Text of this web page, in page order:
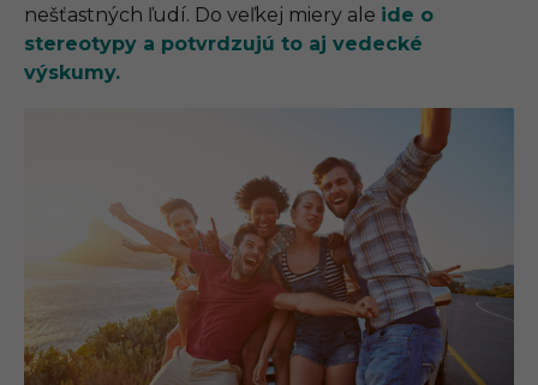
nešťastných ľudí. Do veľkej miery ale ide o
stereotypy a potvrdzujú to aj vedecké
výskumy.